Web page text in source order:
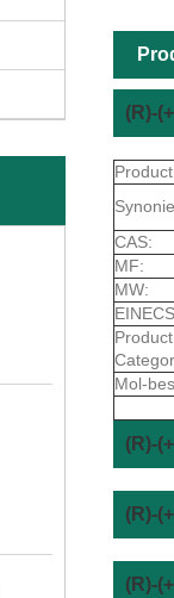
(R)-
CAS:
MF:
MW:
Product
Mol-
(R)-
(R)-
(R)-